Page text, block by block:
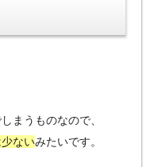
まうものなので、
ないみたいです。